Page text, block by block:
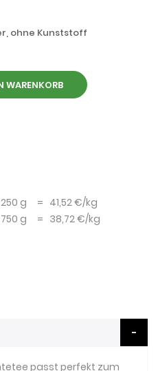
ohne Kunststoff
WARENKORB
250 g = 41,52 €/kg
750 g = 38,72 €/kg
passt perfekt zum